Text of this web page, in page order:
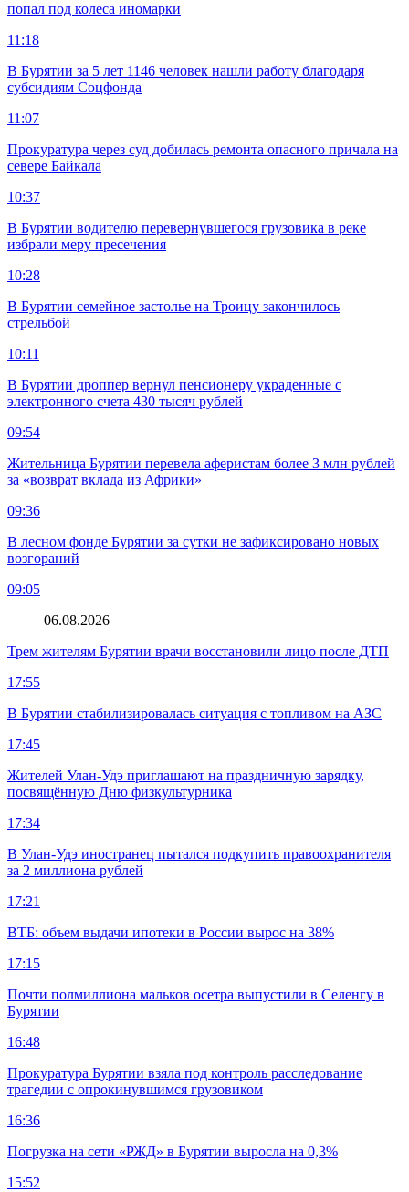
попал под колеса иномарки
11:18
В Бурятии за 5 лет 1146 человек нашли работу благодаря
субсидиям Соцфонда
11:07
Прокуратура через суд добилась ремонта опасного причала на
севере Байкала
10:37
В Бурятии водителю перевернувшегося грузовика в реке
избрали меру пресечения
10:28
В Бурятии семейное застолье на Троицу закончилось
стрельбой
10:11
В Бурятии дроппер вернул пенсионеру украденные с
электронного счета 430 тысяч рублей
09:54
Жительница Бурятии перевела аферистам более 3 млн рублей
за «возврат вклада из Африки»
09:36
В лесном фонде Бурятии за сутки не зафиксировано новых
возгораний
09:05
06.08.2026
Трем жителям Бурятии врачи восстановили лицо после ДТП
17:55
В Бурятии стабилизировалась ситуация с топливом на АЗС
17:45
Жителей Улан-Удэ приглашают на праздничную зарядку,
посвящённую Дню физкультурника
17:34
В Улан-Удэ иностранец пытался подкупить правоохранителя
за 2 миллиона рублей
17:21
ВТБ: объем выдачи ипотеки в России вырос на 38%
17:15
Почти полмиллиона мальков осетра выпустили в Селенгу в
Бурятии
16:48
Прокуратура Бурятии взяла под контроль расследование
трагедии с опрокинувшимся грузовиком
16:36
Погрузка на сети «РЖД» в Бурятии выросла на 0,3%
15:52